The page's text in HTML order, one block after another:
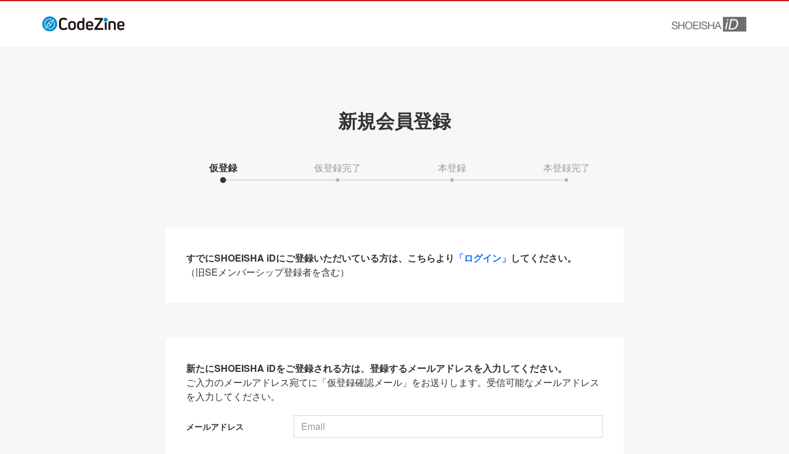
新規会員登録
仮登録 仮登録完了 本登録 本登録完了
すでにSHOEISHA iDにご登録いただいている方は、こちらより 「ログイン」 してください。
（旧SEメンバーシップ登録者を含む）
新たにSHOEISHA iDをご登録される方は、登録するメールアドレスを入力してください。
ご入力のメールアドレス宛てに「仮登録確認メール」をお送りします。受信可能なメールアドレス
を入力してください。
メールアドレス